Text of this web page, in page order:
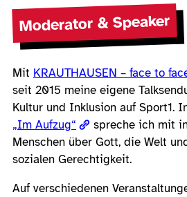
Moderator & Speaker
Mit KRAUTHAUSEN – face to
seit 2015 meine eigene
Kultur und Inklusion auf Sport1.
„Im Aufzug“
spreche ich mit
Menschen über Gott, die Welt
sozialen Gerechtigkeit.
Auf verschiedenen